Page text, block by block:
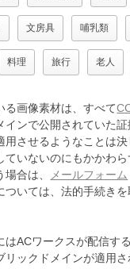
文房具 哺乳類
料理 旅行 老人
る画像素材は、すべて
インで公開されていた証
させるようなことは決
ていないのにもかかわ
合は、
メールフォーム
ついては、法的手続きを
はACワークスが配信す
リックドメインが適用